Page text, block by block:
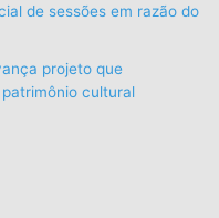
de sessões em razão do
projeto que
cultural